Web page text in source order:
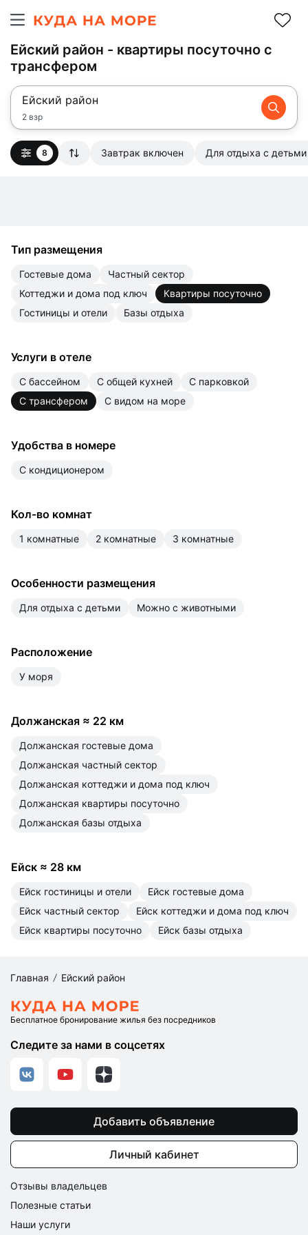
Ейский район - квартиры посуточно с
трансфером
Ейский район
2 взр
8 Завтрак включен Для отдыха с детьми
Тип размещения
гостевые дома
частный сектор
коттеджи и дома под ключ
квартиры посуточно
гостиницы и отели
базы отдыха
Услуги в отеле
с бассейном с общей кухней
с парковкой
с трансфером
с видом на море
Удобства в номере
с кондиционером
Кол-во комнат
1 комнатные 2 комнатные 3 комнатные
Особенности размещения
для отдыха с детьми можно с животными
Расположение
у моря
Должанская ≈ 22 км
Должанская гостевые дома
Должанская частный сектор
Должанская коттеджи и дома под ключ
Должанская квартиры посуточно
Должанская базы отдыха
Ейск ≈ 28 км
Ейск гостиницы и отели
Ейск гостевые дома
Ейск частный сектор
Ейск коттеджи и дома под ключ
Ейск квартиры посуточно
Ейск базы отдыха
Главная Ейский район
Бесплатное бронирование жилья без посредников
Следите за нами в соцсетях
Добавить объявление
Личный кабинет
Отзывы владельцев
Полезные статьи
Наши услуги